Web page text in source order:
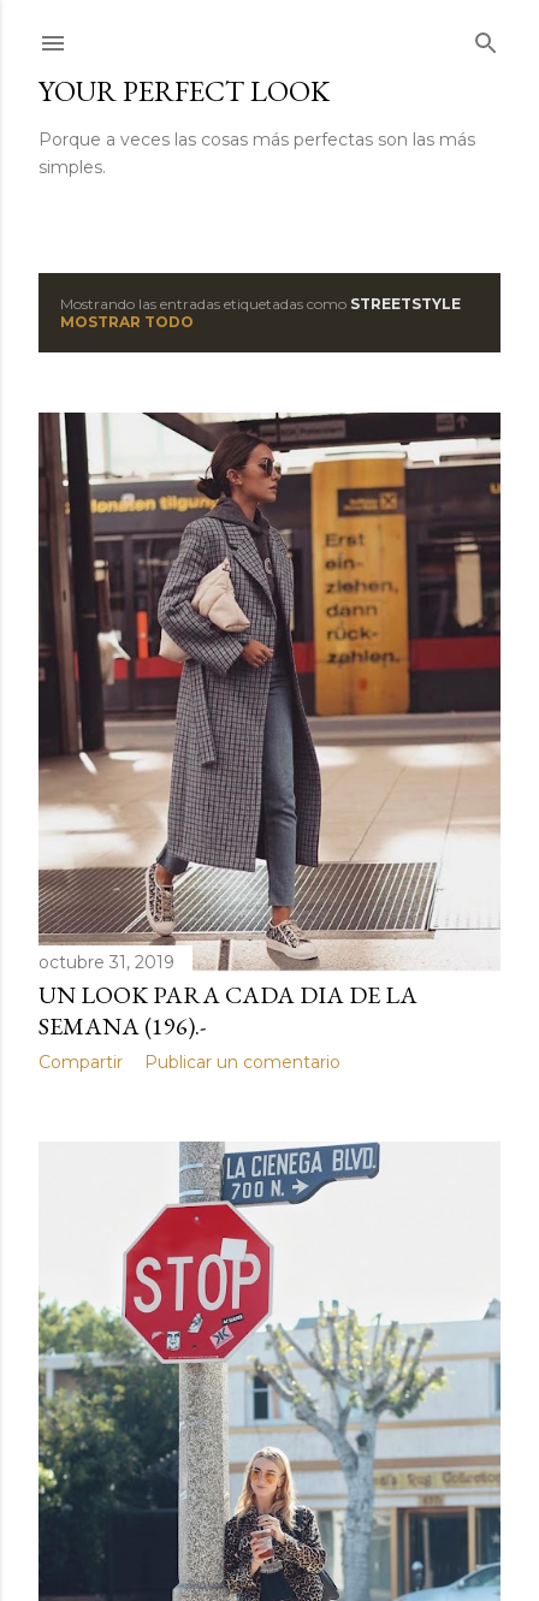
YOUR PERFECT LOOK
Porque a veces las cosas más perfectas son las más
simples.
t
r
a
d
s
Mostrando las entradas etiquetadas como STREETSTYLE
MOSTRAR TODO
octubre 31, 2019
UN LOOK PARA CADA DIA DE LA
SEMANA (196).-
Compartir Publicar un comentario